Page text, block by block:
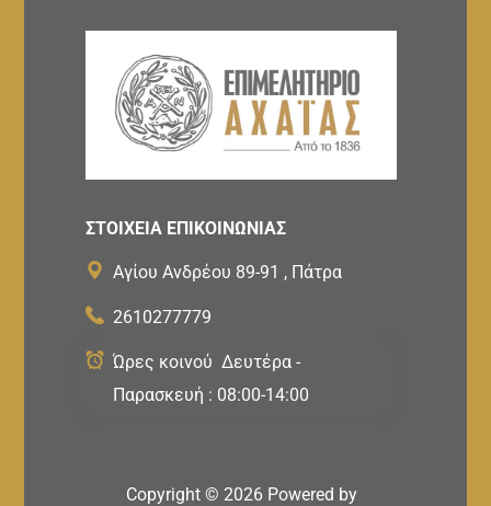
ΣΤΟΙΧΕΙΑ ΕΠΙΚΟΙΝΩΝΙΑΣ
Αγίου Ανδρέου 89-91 , Πάτρα
2610277779
Ώρες κοινού Δευτέρα -
Παρασκευή : 08:00-14:00
Copyright © 2026 Powered by